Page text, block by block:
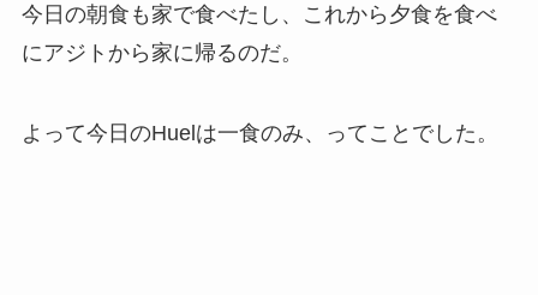
今日の朝食も家で食べたし、これから夕食を食べ
にアジトから家に帰るのだ。
よって今日のHuelは一食のみ、ってことでした。